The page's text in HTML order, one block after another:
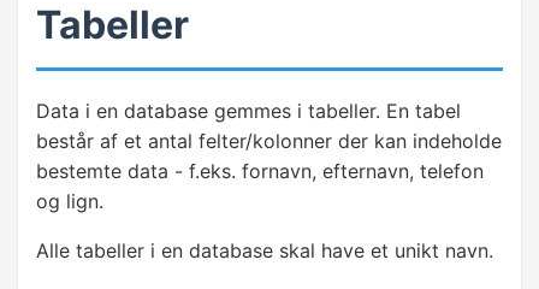
Installation af SQL Express
Installation af eksempel base
INTODUKTION TIL DATABASER
Databaser
✓ Tabeller
Tabeller
Data i en database gemmes i tabeller. En tabel
består af et antal felter/kolonner der kan indeholde
bestemte data - f.eks. fornavn, efternavn, telefon
og lign.
Alle tabeller i en database skal have et unikt navn.